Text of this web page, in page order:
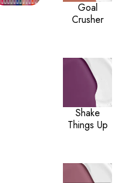
Goal
Crusher
Shake
Things Up